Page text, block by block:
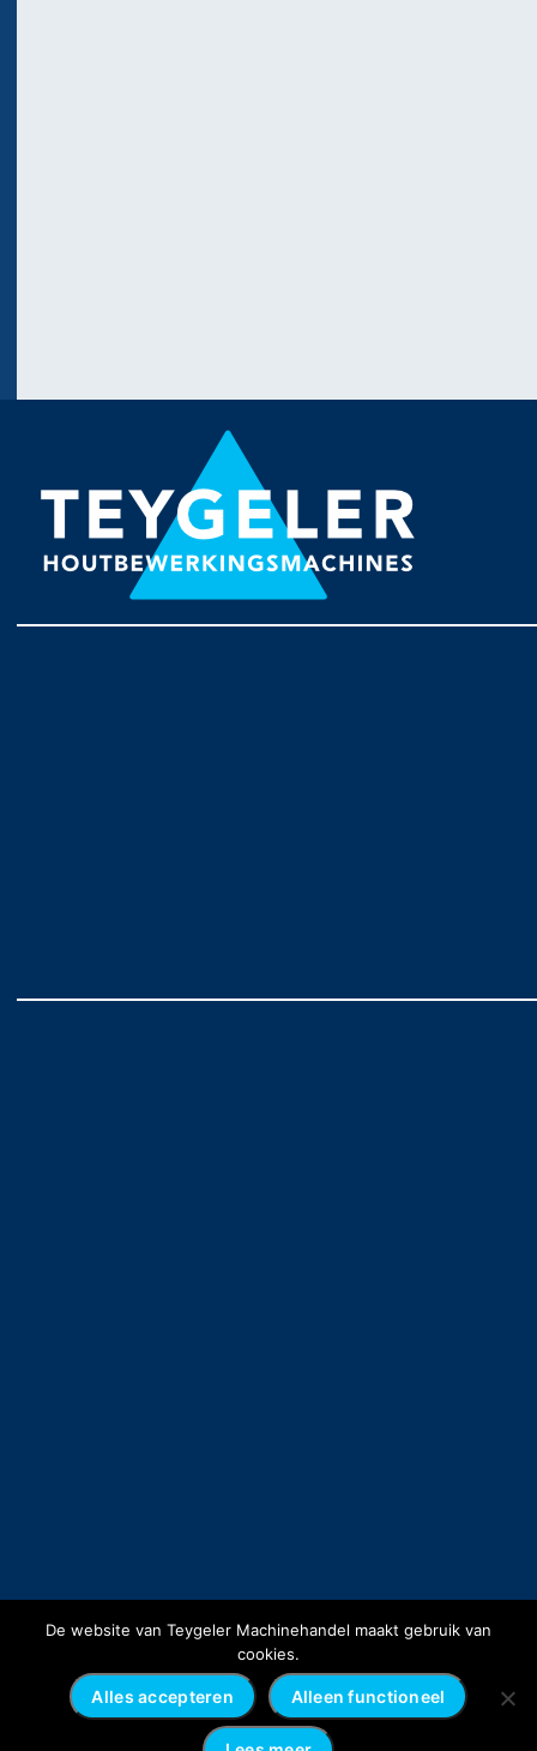
De website van Teygeler Machinehandel maakt gebruik van
cookies.
Alles accepteren Alleen functioneel